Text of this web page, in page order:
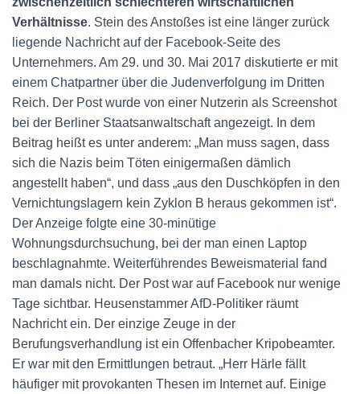
Verhältnisse. Stein des Anstoßes ist eine länger zurück
liegende Nachricht auf der Facebook-Seite des
Unternehmers. Am 29. und 30. Mai 2017 diskutierte er mit
einem Chatpartner über die Judenverfolgung im Dritten
Reich. Der Post wurde von einer Nutzerin als Screenshot
bei der Berliner Staatsanwaltschaft angezeigt. In dem
Beitrag heißt es unter anderem: „Man muss sagen, dass
sich die Nazis beim Töten einigermaßen dämlich
angestellt haben“, und dass „aus den Duschköpfen in den
Vernichtungslagern kein Zyklon B heraus gekommen ist“.
Der Anzeige folgte eine 30-minütige
Wohnungsdurchsuchung, bei der man einen Laptop
beschlagnahmte. Weiterführendes Beweismaterial fand
man damals nicht. Der Post war auf Facebook nur wenige
Tage sichtbar. Heusenstammer AfD-Politiker räumt
Nachricht ein. Der einzige Zeuge in der
Berufungsverhandlung ist ein Offenbacher Kripobeamter.
Er war mit den Ermittlungen betraut. „Herr Härle fällt
häufiger mit provokanten Thesen im Internet auf. Einige